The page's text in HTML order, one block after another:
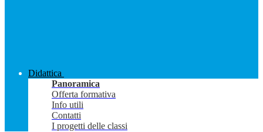
Didattica
Panoramica
Offerta formativa
Info utili
Contatti
I progetti delle classi